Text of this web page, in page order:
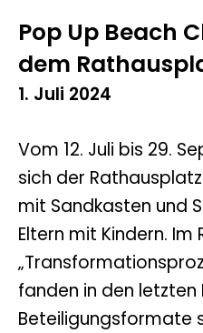
Pop Up Beach
dem
1. Juli 2024
Vom 12. Juli bis 29.
sich der
mit Sandkasten und
Eltern mit Kindern. Im
fanden in den
Beteiligungsformate